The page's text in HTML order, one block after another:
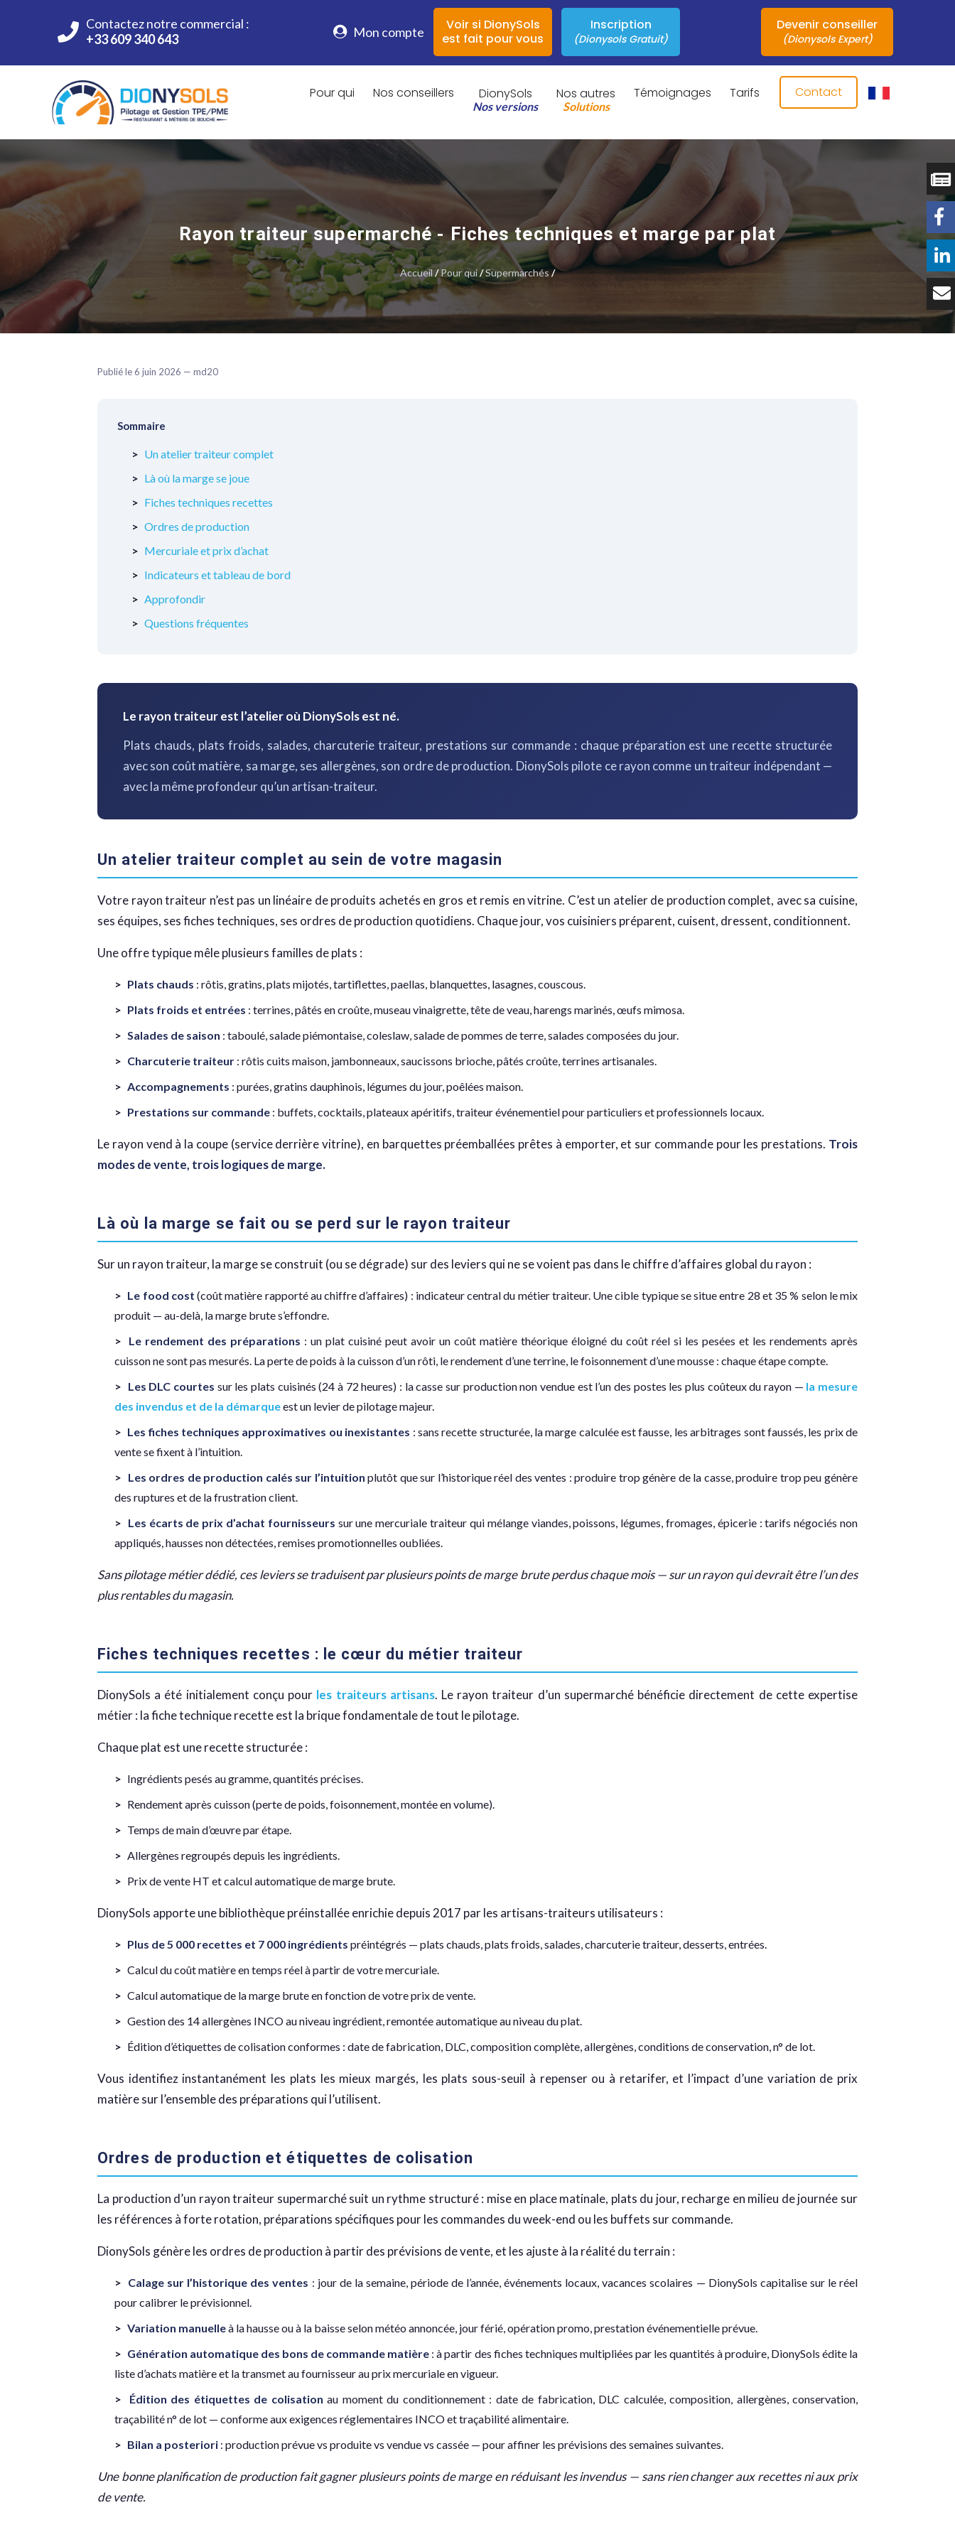
Contactez notre commercial :
+33 609 340 643
Mon compte
Voir si DionySols
est fait pour vous
Inscription
(Dionysols Gratuit)
Devenir conseiller
(Dionysols Expert)
Pour qui Nos conseillers DionySols
Nos versions
Nos autres
Solutions
Témoignages Tarifs Contact
Rayon traiteur supermarché - Fiches techniques et marge par plat
Accueil/Pour qui/Supermarchés/
Publié le 6 juin 2026 — md20
Sommaire
Un atelier traiteur complet
Là où la marge se joue
Fiches techniques recettes
Ordres de production
Mercuriale et prix d’achat
Indicateurs et tableau de bord
Approfondir
Questions fréquentes
Le rayon traiteur est l’atelier où DionySols est né.
Plats chauds, plats froids, salades, charcuterie traiteur, prestations sur commande : chaque préparation est une recette structurée
avec son coût matière, sa marge, ses allergènes, son ordre de production. DionySols pilote ce rayon comme un traiteur indépendant —
avec la même profondeur qu’un artisan-traiteur.
Un atelier traiteur complet au sein de votre magasin
Votre rayon traiteur n’est pas un linéaire de produits achetés en gros et remis en vitrine. C’est un atelier de production complet, avec sa cuisine,
ses équipes, ses fiches techniques, ses ordres de production quotidiens. Chaque jour, vos cuisiniers préparent, cuisent, dressent, conditionnent.
Une offre typique mêle plusieurs familles de plats :
Plats chauds : rôtis, gratins, plats mijotés, tartiflettes, paellas, blanquettes, lasagnes, couscous.
Plats froids et entrées : terrines, pâtés en croûte, museau vinaigrette, tête de veau, harengs marinés, œufs mimosa.
Salades de saison : taboulé, salade piémontaise, coleslaw, salade de pommes de terre, salades composées du jour.
Charcuterie traiteur : rôtis cuits maison, jambonneaux, saucissons brioche, pâtés croûte, terrines artisanales.
Accompagnements : purées, gratins dauphinois, légumes du jour, poêlées maison.
Prestations sur commande : buffets, cocktails, plateaux apéritifs, traiteur événementiel pour particuliers et professionnels locaux.
Le rayon vend à la coupe (service derrière vitrine), en barquettes préemballées prêtes à emporter, et sur commande pour les prestations. Trois
modes de vente, trois logiques de marge.
Là où la marge se fait ou se perd sur le rayon traiteur
Sur un rayon traiteur, la marge se construit (ou se dégrade) sur des leviers qui ne se voient pas dans le chiffre d’affaires global du rayon :
Le food cost (coût matière rapporté au chiffre d’affaires) : indicateur central du métier traiteur. Une cible typique se situe entre 28 et 35 % selon le mix
produit — au-delà, la marge brute s’effondre.
Le rendement des préparations : un plat cuisiné peut avoir un coût matière théorique éloigné du coût réel si les pesées et les rendements après
cuisson ne sont pas mesurés. La perte de poids à la cuisson d’un rôti, le rendement d’une terrine, le foisonnement d’une mousse : chaque étape compte.
Les DLC courtes sur les plats cuisinés (24 à 72 heures) : la casse sur production non vendue est l’un des postes les plus coûteux du rayon — la mesure
des invendus et de la démarqueest un levier de pilotage majeur.
Les fiches techniques approximatives ou inexistantes : sans recette structurée, la marge calculée est fausse, les arbitrages sont faussés, les prix de
vente se fixent à l’intuition.
Les ordres de production calés sur l’intuition plutôt que sur l’historique réel des ventes : produire trop génère de la casse, produire trop peu génère
des ruptures et de la frustration client.
Les écarts de prix d’achat fournisseurs sur une mercuriale traiteur qui mélange viandes, poissons, légumes, fromages, épicerie : tarifs négociés non
appliqués, hausses non détectées, remises promotionnelles oubliées.
Sans pilotage métier dédié, ces leviers se traduisent par plusieurs points de marge brute perdus chaque mois — sur un rayon qui devrait être l’un des
plus rentables du magasin.
Fiches techniques recettes : le cœur du métier traiteur
DionySols a été initialement conçu pour les traiteurs artisans. Le rayon traiteur d’un supermarché bénéficie directement de cette expertise
métier : la fiche technique recette est la brique fondamentale de tout le pilotage.
Chaque plat est une recette structurée :
Ingrédients pesés au gramme, quantités précises.
Rendement après cuisson (perte de poids, foisonnement, montée en volume).
Temps de main d’œuvre par étape.
Allergènes regroupés depuis les ingrédients.
Prix de vente HT et calcul automatique de marge brute.
DionySols apporte une bibliothèque préinstallée enrichie depuis 2017 par les artisans-traiteurs utilisateurs :
Plus de 5 000 recettes et 7 000 ingrédients préintégrés — plats chauds, plats froids, salades, charcuterie traiteur, desserts, entrées.
Calcul du coût matière en temps réel à partir de votre mercuriale.
Calcul automatique de la marge brute en fonction de votre prix de vente.
Gestion des 14 allergènes INCO au niveau ingrédient, remontée automatique au niveau du plat.
Édition d’étiquettes de colisation conformes : date de fabrication, DLC, composition complète, allergènes, conditions de conservation, n° de lot.
Vous identifiez instantanément les plats les mieux margés, les plats sous-seuil à repenser ou à retarifer, et l’impact d’une variation de prix
matière sur l’ensemble des préparations qui l’utilisent.
Ordres de production et étiquettes de colisation
La production d’un rayon traiteur supermarché suit un rythme structuré : mise en place matinale, plats du jour, recharge en milieu de journée sur
les références à forte rotation, préparations spécifiques pour les commandes du week-end ou les buffets sur commande.
DionySols génère les ordres de production à partir des prévisions de vente, et les ajuste à la réalité du terrain :
Calage sur l’historique des ventes : jour de la semaine, période de l’année, événements locaux, vacances scolaires — DionySols capitalise sur le réel
pour calibrer le prévisionnel.
Variation manuelleà la hausse ou à la baisse selon météo annoncée, jour férié, opération promo, prestation événementielle prévue.
Génération automatique des bons de commande matière : à partir des fiches techniques multipliées par les quantités à produire, DionySols édite la
liste d’achats matière et la transmet au fournisseur au prix mercuriale en vigueur.
Édition des étiquettes de colisation au moment du conditionnement : date de fabrication, DLC calculée, composition, allergènes, conservation,
traçabilité n° de lot — conforme aux exigences réglementaires INCO et traçabilité alimentaire.
Bilan a posteriori : production prévue vs produite vs vendue vs cassée — pour affiner les prévisions des semaines suivantes.
Une bonne planification de production fait gagner plusieurs points de marge en réduisant les invendus — sans rien changer aux recettes ni aux prix
de vente.